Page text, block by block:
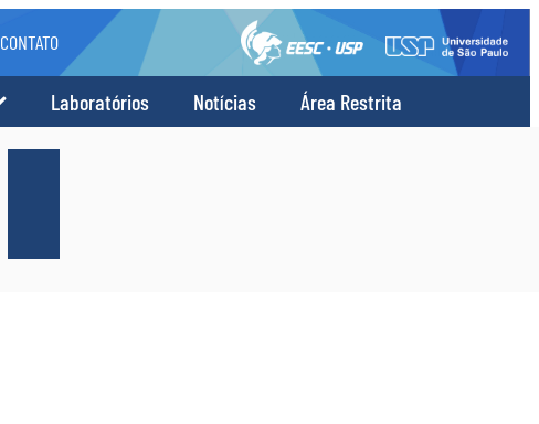
CONTATO
Laboratórios Notícias Área Restrita